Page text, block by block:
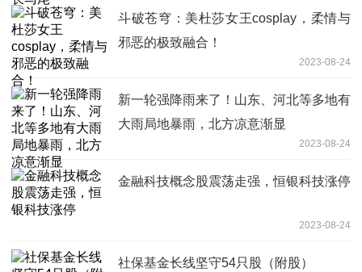
斗破苍穹：美杜莎女王cosplay，柔情与
邪恶的极致融合！
2023-08-24
新一轮强降雨来了！山东、河北等多地有
大雨局地暴雨，北方凉意渐显
2023-08-24
金融科技概念股震荡走强，恒银科技涨停
2023-08-24
社保基金长线坚守54只股（附股）